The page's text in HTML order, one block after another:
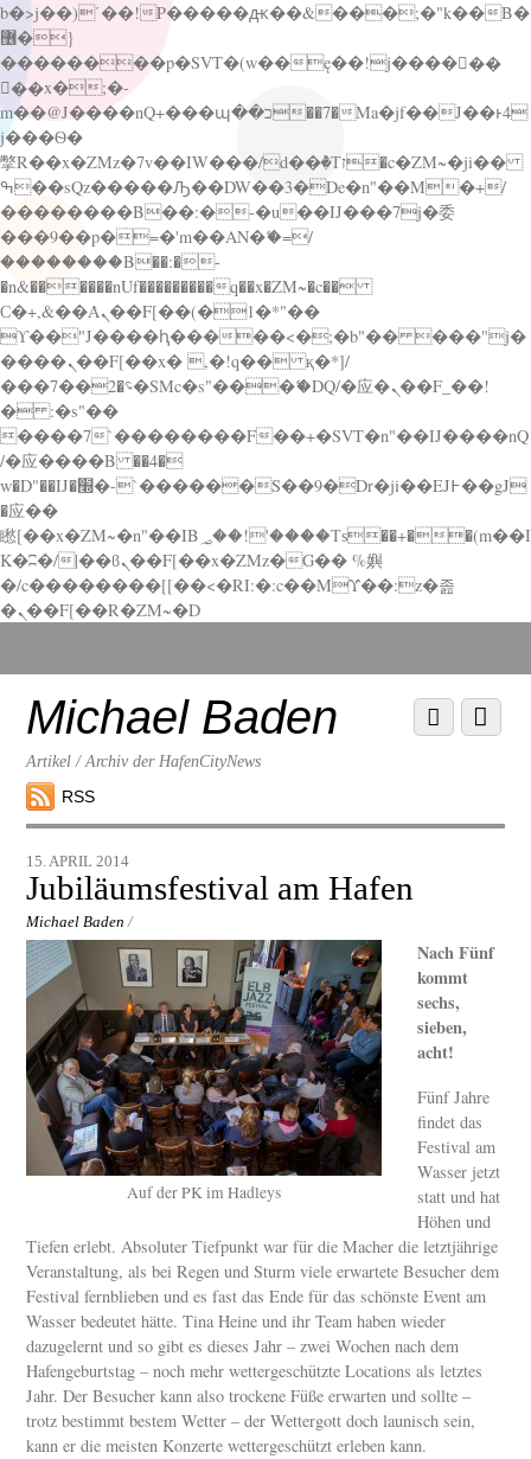
b�>j��)΄��!P�����ԫ��&���;�"k��B�
޶�}
��������p�SVT�(w��ę��!j������
��x�;�-
m��@J����nQ+���պ��כ��7�Ma�jf��J��ͱ4
j���Ѳ�
撆R��x�ZMz�7v��IW���/d��ٞ�Тז�c�ZM~�ji��
ߒ��sQz�����Ԡ��DW��3�De�n"��M�+/
��������B��:�-�u��IJ���7j�委
���9��p�=�'m��AN�ޭ�=/
��������B��:�-
�n&������nUf���������q��x�ZM~�c��
Ϲ�+,&��Ὰܢ��F[��(�1�*"��
ϒ��"J����ԧ�����<�;�b"�� ���"j�
����ܢ��F[��x� ,�!q�� қ�*]/
���؝�2��7�SMc�s"���ޭ�DQ/�应�ܢ��F_��!
� :�s"��
����7`��������F��+�SVT�n"��IJ����nQ
/�应����B ��4�
w�D"��IJ�׭�-`������S��9�Dr�ji��EJ߅��gJ
�应��
矁[��x�ZM~�n"��IB؃��!'����Тѕ��+��(m��I
K�ʭ�/|��ϐܢ��F[��x�ZMz�G�� %嬩
�/c��������[[��<�RI:�:c��MΎ��:z�졾
�ܢ��F[��R�ZM~�D
down
contentMichael Baden
Artikel / Archiv der HafenCityNews
RSS
Menu
Scroll
down
15. APRIL 2014
Jubiläumsfestival am Hafen
Michael Baden /
Auf der PK im Hadleys
Nach Fünf
kommt
sechs,
sieben,
acht!
Fünf Jahre
findet das
Festival am
Wasser jetzt
statt und hat
Höhen und
Tiefen erlebt. Absoluter Tiefpunkt war für die Macher die letztjährige
Veranstaltung, als bei Regen und Sturm viele erwartete Besucher dem
Festival fernblieben und es fast das Ende für das schönste Event am
Wasser bedeutet hätte. Tina Heine und ihr Team haben wieder
dazugelernt und so gibt es dieses Jahr – zwei Wochen nach dem
Hafengeburtstag – noch mehr wettergeschützte Locations als letztes
Jahr. Der Besucher kann also trockene Füße erwarten und sollte –
trotz bestimmt bestem Wetter – der Wettergott doch launisch sein,
kann er die meisten Konzerte wettergeschützt erleben kann.